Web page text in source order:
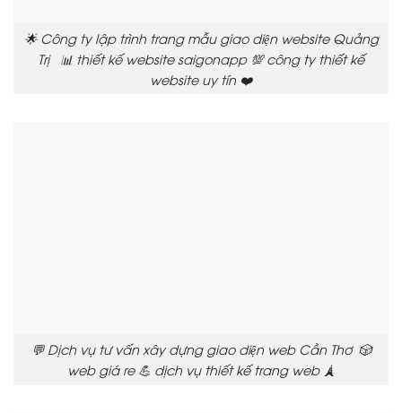
🌟 Công ty lập trình trang mẫu giao diện website Quảng
Trị 📊 thiết kế website saigonapp 💯 công ty thiết kế
website uy tín ❤️
💬 Dịch vụ tư vấn xây dựng giao diện web Cần Thơ 🎲
web giá re 💪 dịch vụ thiết kế trang web 🗼